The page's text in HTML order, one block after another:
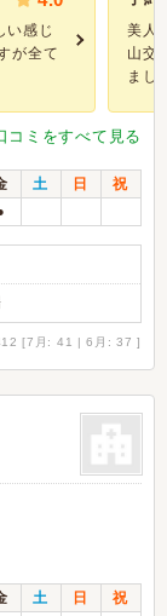
い感じ
が全て
美人
山交
まし
コミをすべて見る
土 日
祝
[7月: 41 | 6月: 37 ]
土 日
祝